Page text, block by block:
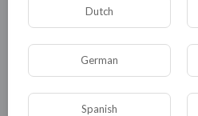
правовую помощь семье
правозащитники
разъяснениями к
Dutch
German
Spanish